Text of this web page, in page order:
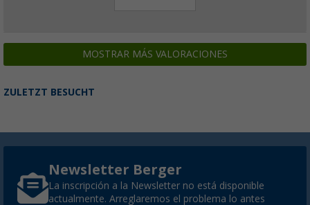
MOSTRAR MÁS VALORACIONES
ZULETZT BESUCHT
Newsletter Berger
La inscripción a la Newsletter no está disponible
actualmente. Arreglaremos el problema lo antes